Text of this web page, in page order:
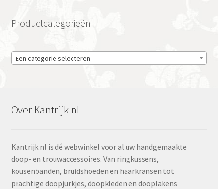
Productcategorieën
Een categorie selecteren
Over Kantrijk.nl
Kantrijk.nl is dé webwinkel voor al uw handgemaakte
doop- en trouwaccessoires. Van ringkussens,
kousenbanden, bruidshoeden en haarkransen tot
prachtige doopjurkjes, doopkleden en dooplakens